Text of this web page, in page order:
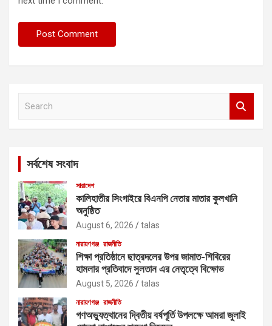
সর্বশেষ সংবাদ
সারাদেশ
কালিহাতীর সিংগাইরে বিএনপি নেতার মাতার কুলখানি
অনুষ্ঠিত
August 6, 2026 talas
নারায়ণগঞ্জ রাজনীতি
শিক্ষা প্রতিষ্ঠানে ছাত্রদলের উপর জামাত-শিবিরের
হামলার প্রতিবাদে সুলতান এর নেতৃত্বে বিক্ষোভ
August 5, 2026 talas
নারায়ণগঞ্জ রাজনীতি
গণঅভ্যুত্থানের দ্বিতীয় বর্ষপূর্তি উপলক্ষে আমরা জুলাই